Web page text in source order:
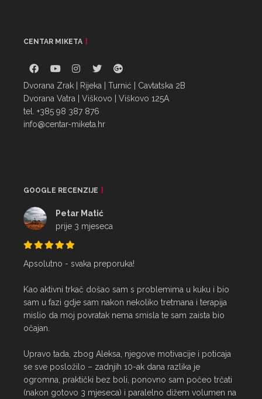
CENTAR MIKETA
Dvorana Zrak | Rijeka | Turnić | Cavtatska 2B
Dvorana Vatra | Viškovo | Viškovo 125A
tel. +385 98 387 876
info@centar-miketa.hr
GOOGLE RECENZIJE
Petar Matić
prije 3 mjeseca
Apsolutno - svaka preporuka!
Kao aktivni trkač došao sam s problemima u kuku i bio
sam u fazi gdje sam nakon nekoliko tretmana i terapija
mislio da moj povratak nema smisla te sam zaista bio
očajan.
Upravo tada, zbog Aleksa, njegove motivacije i poticaja
se sve posložilo – zadnjih 10-ak dana razlika je
ogromna, praktički bez boli, ponovno sam počeo trčati
(nakon gotovo 3 mjeseca) i paralelno dižem volumen na